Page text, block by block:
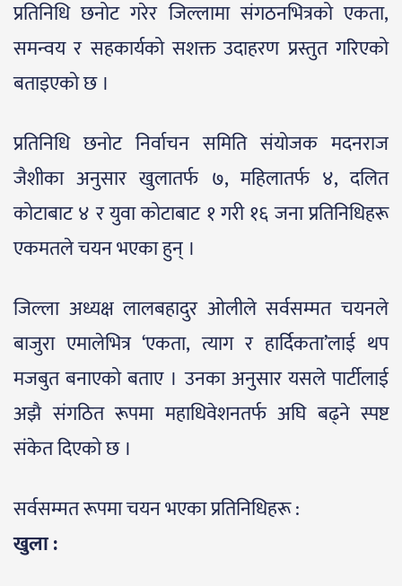
प्रतिनिधि छनोट गरेर जिल्लामा संगठनभित्रको एकता,
समन्वय र सहकार्यको सशक्त उदाहरण प्रस्तुत गरिएको
बताइएको छ ।
प्रतिनिधि छनोट निर्वाचन समिति संयोजक मदनराज
जैशीका अनुसार खुलातर्फ ७, महिलातर्फ ४, दलित
कोटाबाट ४ र युवा कोटाबाट १ गरी १६ जना प्रतिनिधिहरू
एकमतले चयन भएका हुन् ।
जिल्ला अध्यक्ष लालबहादुर ओलीले सर्वसम्मत चयनले
बाजुरा एमालेभित्र ‘एकता, त्याग र हार्दिकता’लाई थप
मजबुत बनाएको बताए । उनका अनुसार यसले पार्टीलाई
अझै संगठित रूपमा महाधिवेशनतर्फ अघि बढ्ने स्पष्ट
संकेत दिएको छ ।
सर्वसम्मत रूपमा चयन भएका प्रतिनिधिहरू :
खुला :